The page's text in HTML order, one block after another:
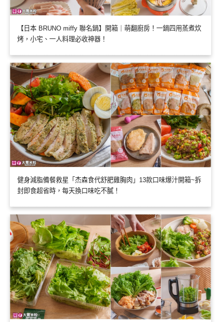
【日本 BRUNO miffy 聯名鍋】開箱｜萌翻廚房！一鍋四用蒸煮炊
烤，小宅、一人料理必收神器！
健身減脂備餐救星「杰森食代舒肥雞胸肉」13款口味爆汁開箱~拆
封即食超省時，每天換口味吃不膩！